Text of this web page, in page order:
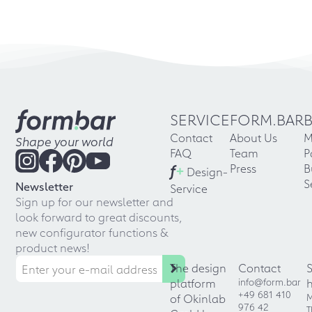
Shape your world
Newsletter
Sign up for our newsletter and
look forward to great discounts,
new configurator functions &
product news!
SERVICE
Contact
FAQ
f+ Design-
Service
FORM.BAR
About Us
Team
Press
The design
platform
of Okinlab
Contact
info@form.bar
+49 681 410
976 42